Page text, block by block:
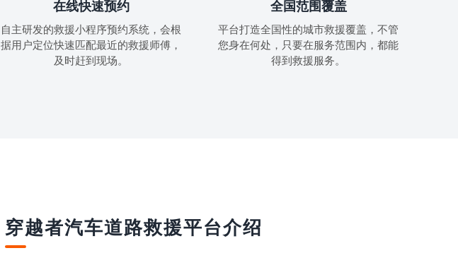
在线快速预约
自主研发的救援小程序预约系统，会根
据用户定位快速匹配最近的救援师傅，
及时赶到现场。
全国范围覆盖
平台打造全国性的城市救援覆盖，不管
您身在何处，只要在服务范围内，都能
得到救援服务。
穿越者汽车道路救援平台介绍